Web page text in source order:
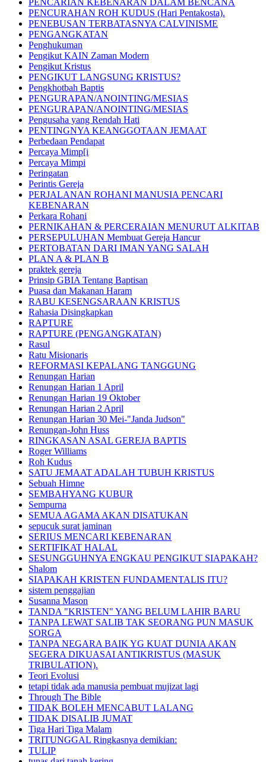
PENCURAHAN ROH KUDUS (Hari Pentakosta).
PENEBUSAN TERBATASNYA CALVINISME
PENGANGKATAN
Penghukuman
Pengikut KAIN Zaman Modern
Pengikut Kristus
PENGIKUT LANGSUNG KRISTUS?
Pengkhotbah Baptis
PENGURAPAN/ANOINTING/MESIAS
PENGURAPAN/ANOINTING/MESIAS
Pengusaha yang Rendah Hati
PENTINGNYA KEANGGOTAAN JEMAAT
Perbedaan Pendapat
Percaya Mimp[i
Percaya Mimpi
Peringatan
Perintis Gereja
PERJALANAN ROHANI MANUSIA PENCARI
KEBENARAN
Perkara Rohani
PERNIKAHAN & PERCERAIAN MENURUT ALKITAB
PERSEPULUHAN Membuat Gereja Hancur
PERTOBATAN DARI IMAN YANG SALAH
PLAN A & PLAN B
praktek gereja
Prinsip GBIA Tentang Baptisan
Puasa dan Makanan Haram
RABU KESENGSARAAN KRISTUS
Rahasia Disingkapkan
RAPTURE
RAPTURE (PENGANGKATAN)
Rasul
Ratu Misionaris
REFORMASI KEPALANG TANGGUNG
Renungan Harian
Renungan Harian 1 April
Renungan Harian 19 Oktober
Renungan Harian 2 April
Renungan Harian 30 Mei-"Janda Judson"
Renungan-John Huss
RINGKASAN ASAL GEREJA BAPTIS
Roger Williams
Roh Kudus
SATU JEMAAT ADALAH TUBUH KRISTUS
Sebuah Himne
SEMBAHYANG KUBUR
Sempurna
SEMUA AGAMA AKAN DISATUKAN
sepucuk surat jaminan
SERIUS MENCARI KEBENARAN
SERTIFIKAT HALAL
SESUNGGUHNYA ENGKAU PENGIKUT SIAPAKAH?
Shalom
SIAPAKAH KRISTEN FUNDAMENTALIS ITU?
sistem penggajian
Susanna Mason
TANDA "KRISTEN" YANG BELUM LAHIR BARU
TANPA LEWAT SALIB TAK SEORANG PUN MASUK
SORGA
TANPA NEGARA BAIK YG KUAT DUNIA AKAN
SEGERA DIKUASAI ANTIKRISTUS (MASUK
TRIBULATION).
Teori Evolusi
tetapi tidak ada manusia pembuat mujizat lagi
Through The Bible
TIDAK BOLEH MENCABUT LALANG
TIDAK DISALIB JUMAT
Tiga Hari Tiga Malam
TRITUNGGAL Ringkasnya demikian:
TULIP